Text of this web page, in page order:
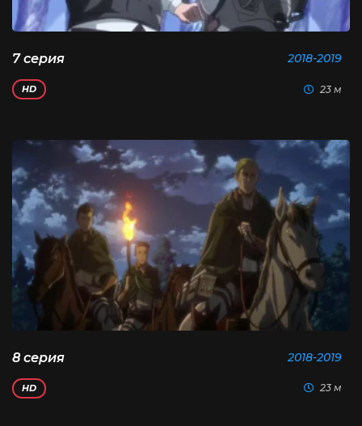
7 серия 2018-2019
HD 23 м
8 серия 2018-2019
HD 23 м